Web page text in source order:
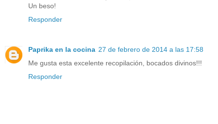
Un beso!
Responder
Paprika en la cocina 27 de febrero de 2014 a las 17:58
Me gusta esta excelente recopilación, bocados divinos!!!
Responder